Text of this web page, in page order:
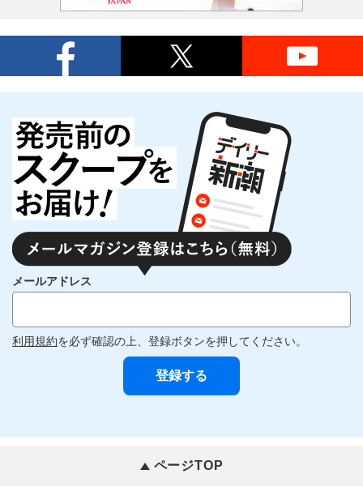
メールアドレス
利用規約を必ず確認の上、登録ボタンを押してください。
ページTOP